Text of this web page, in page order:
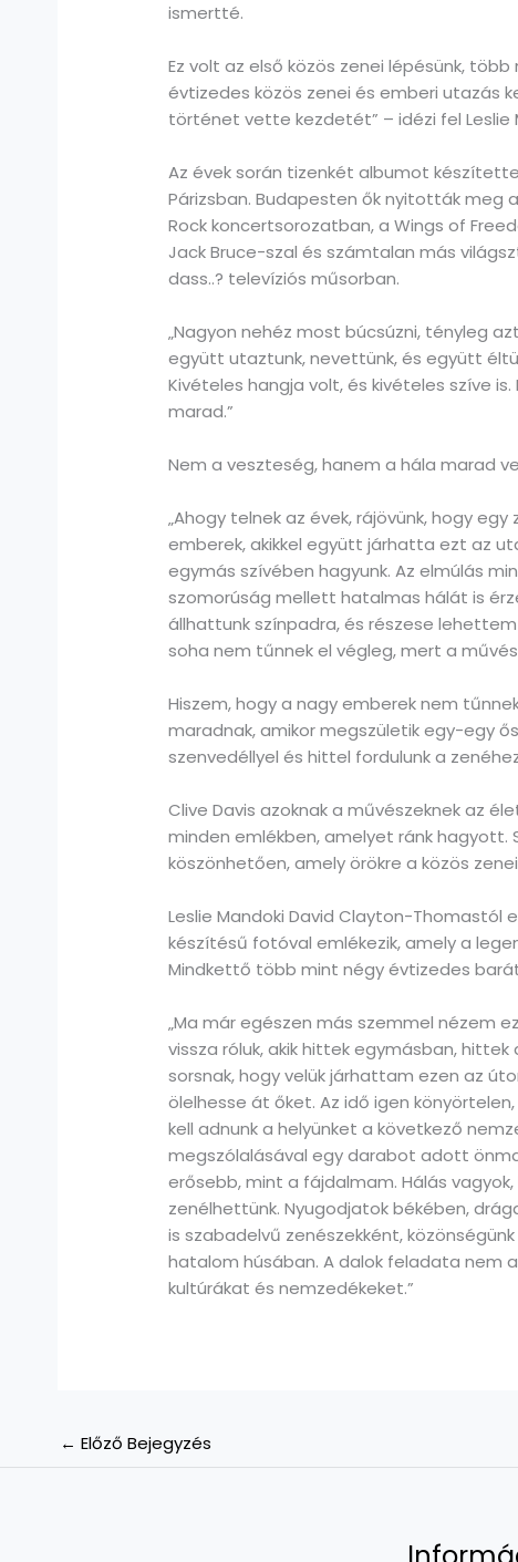
ismertté.
Ez volt az első közös zenei lépésünk,
évtizedes közös zenei és emberi utazás
történet vette kezdetét” – idézi fel Leslie
Az évek során tizenkét albumot
Párizsban. Budapesten ők nyitották meg
Rock koncertsorozatban, a Wings of
Jack Bruce-szal és számtalan más
dass..? televíziós műsorban.
„Nagyon nehéz most búcsúzni, tényleg
együtt utaztunk, nevettünk, és együtt
Kivételes hangja volt, és kivételes szíve
marad.”
Nem a veszteség, hanem a hála marad
„Ahogy telnek az évek, rájövünk, hogy
emberek, akikkel együtt járhatta ezt az
egymás szívében hagyunk. Az elmúlás
szomorúság mellett hatalmas hálát is
állhattunk színpadra, és részese
soha nem tűnnek el végleg, mert a
Hiszem, hogy a nagy emberek nem
maradnak, amikor megszületik egy-egy
szenvedéllyel és hittel fordulunk a
Clive Davis azoknak a művészeknek az
minden emlékben, amelyet ránk
köszönhetően, amely örökre a közös
Leslie Mandoki David Clayton-Thomastól
készítésű fotóval emlékezik, amely a
Mindkettő több mint négy évtizedes
„Ma már egészen más szemmel nézem
vissza róluk, akik hittek egymásban,
sorsnak, hogy velük járhattam ezen az
ölelhesse át őket. Az idő igen
kell adnunk a helyünket a következő
megszólalásával egy darabot adott
erősebb, mint a fájdalmam. Hálás
zenélhettünk. Nyugodjatok békében,
is szabadelvű zenészekként,
hatalom húsában. A dalok feladata nem
kultúrákat és nemzedékeket.”
← Előző Bejegyzés